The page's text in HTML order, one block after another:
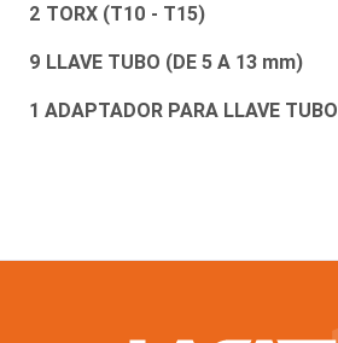
2 TORX (T10 - T15)
9 LLAVE TUBO (DE 5 A 13 mm)
1 ADAPTADOR PARA LLAVE TUBO